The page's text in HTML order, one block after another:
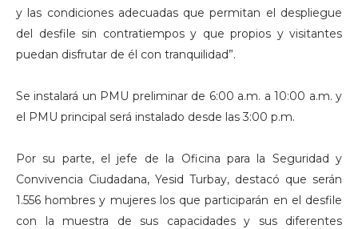
y las condiciones adecuadas que permitan el despliegue
del desfile sin contratiempos y que propios y visitantes
puedan disfrutar de él con tranquilidad”.
Se instalará un PMU preliminar de 6:00 a.m. a 10:00 a.m. y
el PMU principal será instalado desde las 3:00 p.m.
Por su parte, el jefe de la Oficina para la Seguridad y
Convivencia Ciudadana, Yesid Turbay, destacó que serán
1.556 hombres y mujeres los que participarán en el desfile
con la muestra de sus capacidades y sus diferentes